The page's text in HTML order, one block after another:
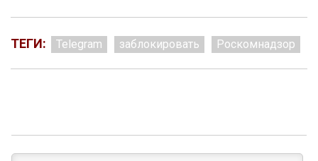
ТЕГИ: Telegram заблокировать Роскомнадзор